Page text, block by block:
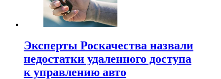
Эксперты Роскачества назвали
недостатки удаленного доступа
к управлению авто